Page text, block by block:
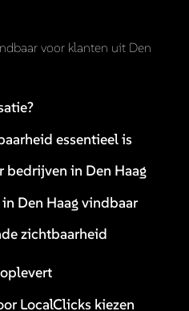
voor klanten uit Den
essentieel is
bedrijven in Den Haag
Den Haag vindbaar
zichtbaarheid
LocalClicks kiezen